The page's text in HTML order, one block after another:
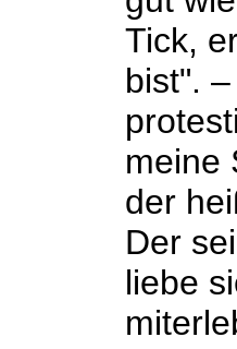
Tick,
bist".
meine
der
Der
liebe